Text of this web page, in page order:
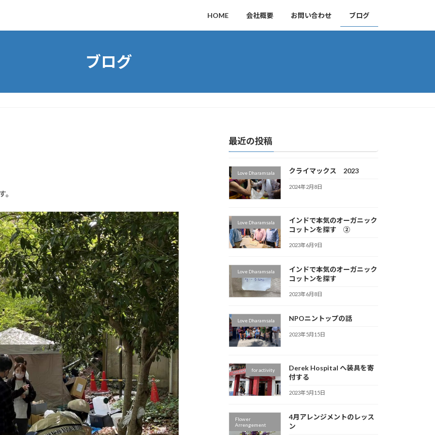
HOME 会社概要 お問い合わせ ブログ
ブログ
最近の投稿
Love Dharamsala クライマックス 2023
2024年2月8日
Love Dharamsala
インドで本気のオーガニック
コットンを探す ②
2023年6月9日
Love Dharamsala
インドで本気のオーガニック
コットンを探す
2023年6月8日
Love Dharamsala NPOニントップの話
2023年5月15日
for activity
Derek Hospital へ装具を寄
付する
2023年5月15日
Flower
Arrengement
4月アレンジメントのレッス
ン